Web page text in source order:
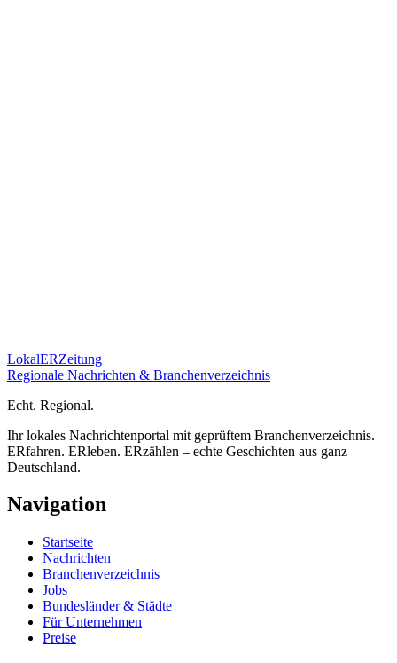
LokalERZeitung
Regionale Nachrichten & Branchenverzeichnis
Echt. Regional.
Ihr lokales Nachrichtenportal mit geprüftem Branchenverzeichnis.
ERfahren. ERleben. ERzählen – echte Geschichten aus ganz
Deutschland.
Navigation
Startseite
Nachrichten
Branchenverzeichnis
Jobs
Bundesländer & Städte
Für Unternehmen
Preise